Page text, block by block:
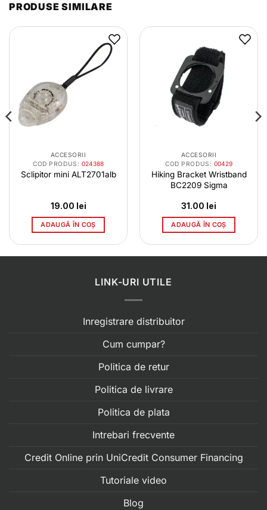
PRODUSE SIMILARE
ACCESORII
COD PRODUS: 024388
Sclipitor mini ALT2701alb
19.00 lei
ADAUGĂ ÎN COȘ
ACCESORII
COD PRODUS: 00429
Hiking Bracket Wristband
BC2209 Sigma
31.00 lei
ADAUGĂ ÎN COȘ
LINK-URI UTILE
Inregistrare distribuitor
Cum cumpar?
Politica de retur
Politica de livrare
Politica de plata
Intrebari frecvente
Credit Online prin UniCredit Consumer Financing
Tutoriale video
Blog